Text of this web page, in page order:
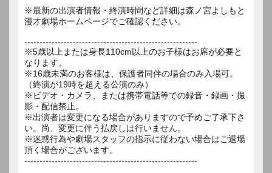
※最新の出演者情報・終演時間など詳細は森ノ宮よしもと
漫才劇場ホームページでご確認ください。
---------------------------------------------------------
※5歳以上または身長110cm以上のお子様はお席が必要と
なります。
※16歳未満のお客様は、保護者同伴の場合のみ入場可。
（終演が19時を超える公演のみ）
※ビデオ・カメラ、または携帯電話等での録音・録画・撮
影・配信禁止。
※出演者は変更になる場合がありますので予めご了承下さ
い。尚、変更に伴う払戻しは行いません。
※迷惑行為や劇場スタッフの指示に従わない場合はご退場
頂く場合がございます。
---------------------------------------------------------